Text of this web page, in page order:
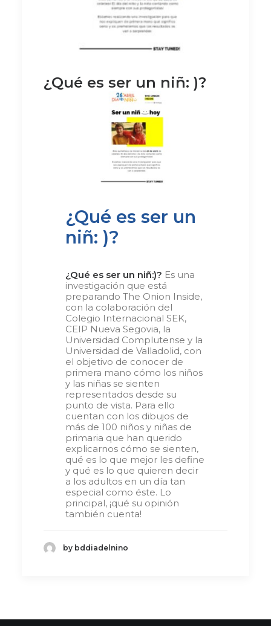
¿Qué es ser un niñ: )?
¿Qué es ser un
niñ: )?
¿Qué es ser un niñ:)? Es una
investigación que está
preparando The Onion Inside,
con la colaboración del
Colegio Internacional SEK,
CEIP Nueva Segovia, la
Universidad Complutense y la
Universidad de Valladolid, con
el objetivo de conocer de
primera mano cómo los niños
y las niñas se sienten
representados desde su
punto de vista. Para ello
cuentan con los dibujos de
más de 100 niños y niñas de
primaria que han querido
explicarnos cómo se sienten,
qué es lo que mejor les define
y qué es lo que quieren decir
a los adultos en un día tan
especial como éste. Lo
principal, ¡qué su opinión
también cuenta!
by bddiadelnino